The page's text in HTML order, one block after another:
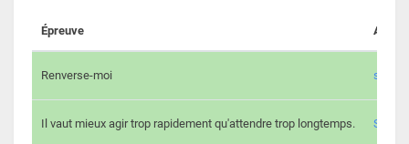
Épreuve Auteur
Renverse-moi s3th
Il vaut mieux agir trop rapidement qu'attendre trop longtemps. Spl3en